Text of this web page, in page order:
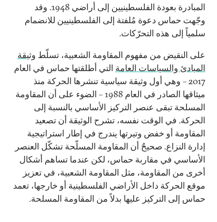
المبادرة بعودة الفلسطينيين إلى أراضي 1948. وقد
وجّهت حماس دعوة مُلفتة إلى الفلسطينيين للانضمام
سلمياً إلى هذه التحرّكات.
على النقيض من مفهوم المقاومة الشعبية، تسلّط وثيقة
المبادئ والسياسات العامة التي أطلقتها حماس في العام
2017 – وهي أول وثيقة سياسية تنشرها الحركة منذ
ميثاقها الصادر في العام 1988 – الضوء على أن المقاومة
المسلحة تبقى عنصر التركيز الأساسي بالنسبة إلى
الحركة. في الوقت نفسه، تشرح الوثيقة أن تصعيد
المقاومة أو خفض وتيرتها يندرج في إطار استراتيجية
إدارة النزاع. صحيحٌ أن المقاومة المسلّحة تشكّل العنصر
الأساسي في مقاربة حماس، لكن عندما تساهم أشكال
أخرى من المقاومة، مثل المقاومة الشعبية، في تعزيز
موقع الحركة داخل الأراضي الفلسطينية أو خارجها، تعمد
حماس إلى التركيز عليها بدلاً من المقاومة المسلحة.